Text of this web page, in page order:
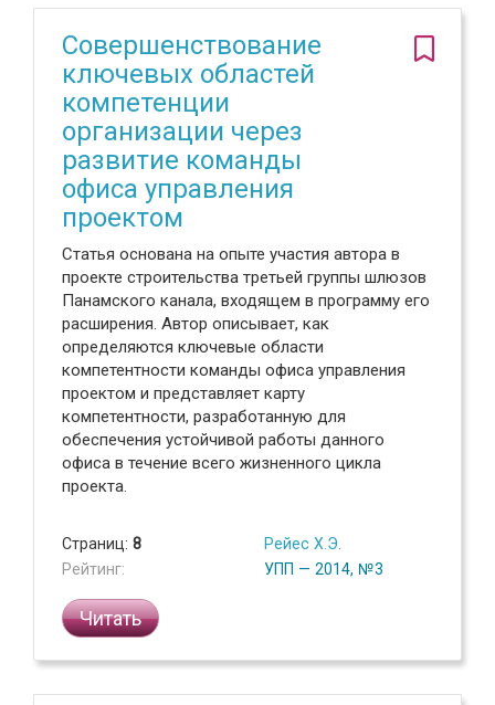
Совершенствование
ключевых областей
компетенции
организации через
развитие команды
офиса управления
проектом
Статья основана на опыте участия автора в
проекте строительства третьей группы шлюзов
Панамского канала, входящем в программу его
расширения. Автор описывает, как
определяются ключевые области
компетентности команды офиса управления
проектом и представляет карту
компетентности, разработанную для
обеспечения устойчивой работы данного
офиса в течение всего жизненного цикла
проекта.
Страниц: 8
Рейтинг:
Рейес Х.Э.
УПП — 2014, №3
Читать